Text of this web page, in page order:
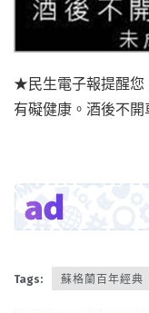
★民生電子報提醒您
有礙健康。酒後不開
Tags: 蘇格蘭百年經